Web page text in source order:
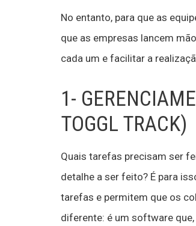
No entanto, para que as
que as empresas lancem
cada um e facilitar a
1-
TOGGL TRACK)
Quais tarefas precisam ser
detalhe a ser feito? É para
tarefas e permitem que os
diferente: é um software